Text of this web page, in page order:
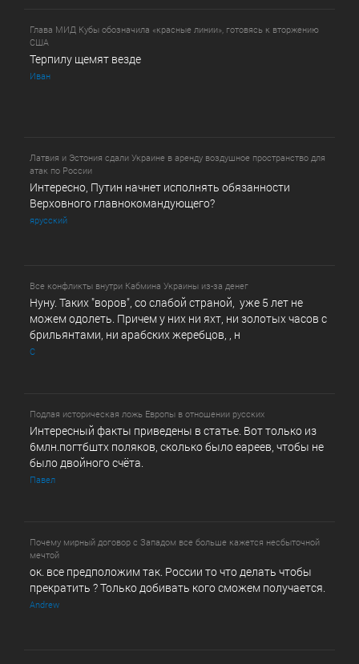
Глава МИД Кубы обозначила «красные линии», готовясь к вторжению
США
Терпилу щемят везде
Иван
Латвия и Эстония сдали Украине в аренду воздушное пространство для
атак по России
Интересно, Путин начнет исполнять обязанности
Верховного главнокомандующего?
ярусский
Все конфликты внутри Кабмина Украины из-за денег
Нуну. Таких "воров", со слабой страной, уже 5 лет не
можем одолеть. Причем у них ни яхт, ни золотых часов с
брильянтами, ни арабских жеребцов, , н
С
Подлая историческая ложь Европы в отношении русских
Интересный факты приведены в статье. Вот только из
6млн.погтбштх поляков, сколько было еареев, чтобы не
было двойного счёта.
Павел
Почему мирный договор с Западом все больше кажется несбыточной
мечтой
ок. все предположим так. России то что делать чтобы
прекратить ? Только добивать кого сможем получается.
Andrew